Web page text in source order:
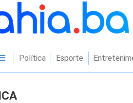
Política Esporte